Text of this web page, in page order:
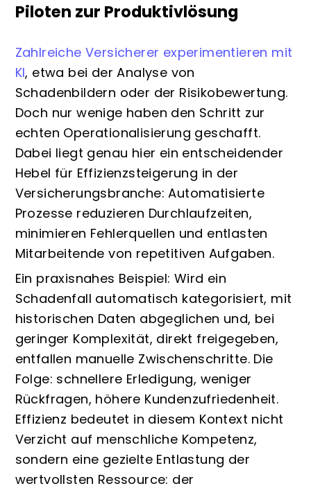
Piloten zur Produktivlösung
Zahlreiche Versicherer experimentieren mit
KI, etwa bei der Analyse von
Schadenbildern oder der Risikobewertung.
Doch nur wenige haben den Schritt zur
echten Operationalisierung geschafft.
Dabei liegt genau hier ein entscheidender
Hebel für Effizienzsteigerung in der
Versicherungsbranche: Automatisierte
Prozesse reduzieren Durchlaufzeiten,
minimieren Fehlerquellen und entlasten
Mitarbeitende von repetitiven Aufgaben.
Ein praxisnahes Beispiel: Wird ein
Schadenfall automatisch kategorisiert, mit
historischen Daten abgeglichen und, bei
geringer Komplexität, direkt freigegeben,
entfallen manuelle Zwischenschritte. Die
Folge: schnellere Erledigung, weniger
Rückfragen, höhere Kundenzufriedenheit.
Effizienz bedeutet in diesem Kontext nicht
Verzicht auf menschliche Kompetenz,
sondern eine gezielte Entlastung der
wertvollsten Ressource: der